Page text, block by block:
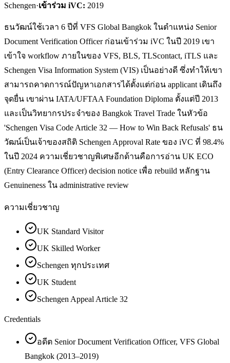
Schengen·เข้าร่วม iVC: 2019
ธนวัฒน์ใช้เวลา 6 ปีที่ VFS Global Bangkok ในตำแหน่ง Senior
Document Verification Officer ก่อนเข้าร่วม iVC ในปี 2019 เขา
เข้าใจ workflow ภายในของ VFS, BLS, TLScontact, iTLS และ
Schengen Visa Information System (VIS) เป็นอย่างดี ซึ่งทำให้เขา
สามารถคาดการณ์ปัญหาเอกสารได้ตั้งแต่ก่อน applicant เดินถึง
จุดยื่น เขาผ่าน IATA/UFTAA Foundation Diploma ตั้งแต่ปี 2013
และเป็นวิทยากรประจำของ Bangkok Travel Trade ในหัวข้อ
'Schengen Visa Code Article 32 — How to Win Back Refusals' ธน
วัฒน์เป็นเจ้าของสถิติ Schengen Approval Rate ของ iVC ที่ 98.4%
ในปี 2024 ความเชี่ยวชาญพิเศษอีกด้านคือการอ่าน UK ECO
(Entry Clearance Officer) decision notice เพื่อ rebuild หลักฐาน
Genuineness ใน administrative review
ความเชี่ยวชาญ
UK Standard Visitor
UK Skilled Worker
Schengen ทุกประเทศ
UK Student
Schengen Appeal Article 32
Credentials
อดีต Senior Document Verification Officer, VFS Global
Bangkok (2013–2019)